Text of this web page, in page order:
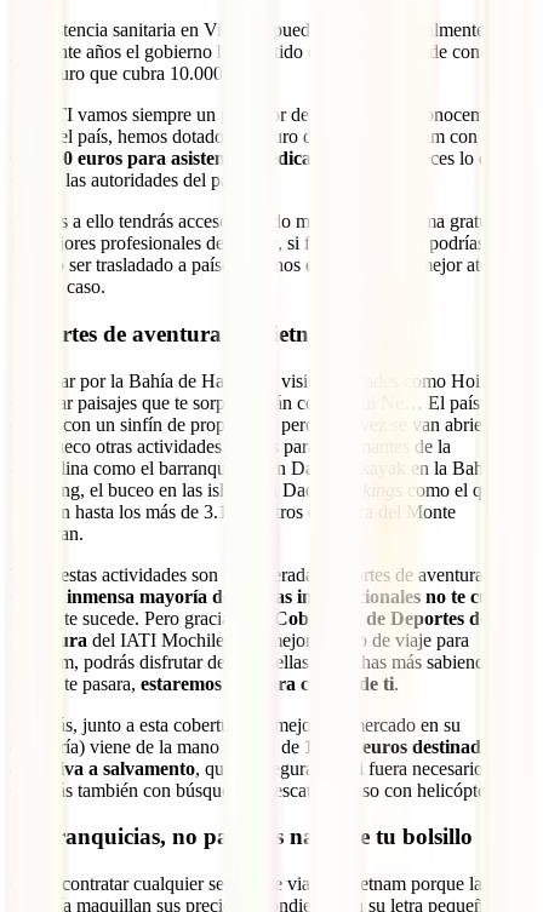
La asistencia sanitaria en Vietnam puede llegar a ser realmente cara
y durante años el gobierno ha insistido en la necesidad de contar con
un seguro que cubra 10.000$.
En IATI vamos siempre un paso por delante y, como conocemos a
fondo el país, hemos dotado al seguro de viaje a Vietnam con hasta
600.000 euros para asistencia médica
. ¡Más de 10 veces lo que
exigen las autoridades del país!
Gracias a ello tendrás acceso en todo momento, de forma gratuita, a
los mejores profesionales del país y, si fuera necesario, podrías
incluso ser trasladado a países vecinos en busca de la mejor atención
para tu caso.
Deportes de aventura en Vietnam
Navegar por la Bahía de Ha-Long, visitar ciudades como Hoi An,
explorar paisajes que te sorprenderán como Mui Ne… El país te
espera con un sinfín de propuestas, pero cada vez se van abriendo
más hueco otras actividades ideales para los amantes de la
adrenalina como el barranquismo en Dalat, el kayak en la Bahía de
Ha-Long, el buceo en las islas Con Dao o
como el que te
llevarán hasta los más de 3.100 metros de altura del Monte
Fansipan.
Todas estas actividades son consideradas deportes de aventura y, por
la inmensa mayoría de pólizas internacionales no te cubren
si algo te sucede. Pero gracias a la
Cobertura de Deportes de
Aventura del IATI Mochilero, el mejor seguro de viaje para
Vietnam, podrás disfrutar de todas ellas y muchas más sabiendo que,
si algo te pasara, estaremos ahí para cuidar de ti.
Además, junto a esta cobertura (la mejor del mercado en su
categoría) viene de la mano de otra de 15.000 euros destinados en
exclusiva a salvamento, que te asegura que si fuera necesario
contarás también con búsqueda y rescate incluso con helicóptero.
Sin franquicias, no pagarás nada de tu bolsillo
Ojo al contratar cualquier seguro de viaje a Vietnam porque la
mayoría maquillan sus precios escondiendo en su letra pequeña las